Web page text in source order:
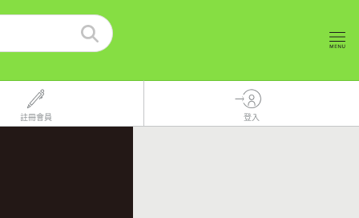
註冊會員 登入